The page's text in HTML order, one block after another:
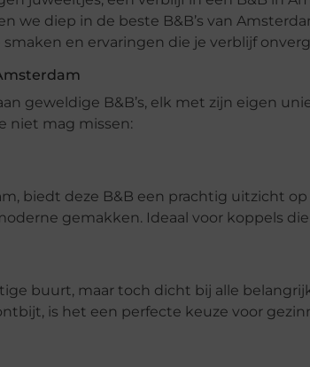
we diep in de beste B&B’s van
en ervaringen die je verblijf
geweldige B&B’s, elk met zijn eigen
niet mag missen:
biedt deze B&B een prachtig uitzicht
gemakken. Ideaal voor koppels
buurt, maar toch dicht bij alle
is het een perfecte keuze voor